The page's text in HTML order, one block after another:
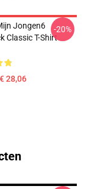
Jongen6
Classic T-Shirt
28,06
-20%